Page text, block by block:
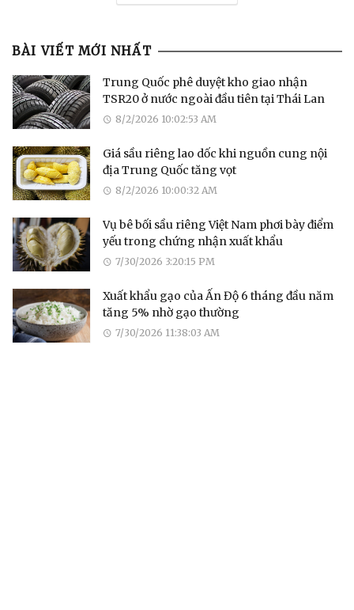
BÀI VIẾT MỚI NHẤT
Trung Quốc phê duyệt kho giao nhận
TSR20 ở nước ngoài đầu tiên tại Thái Lan
8/2/2026 10:02:53 AM
Giá sầu riêng lao dốc khi nguồn cung nội
địa Trung Quốc tăng vọt
8/2/2026 10:00:32 AM
Vụ bê bối sầu riêng Việt Nam phơi bày điểm
yếu trong chứng nhận xuất khẩu
7/30/2026 3:20:15 PM
Xuất khẩu gạo của Ấn Độ 6 tháng đầu năm
tăng 5% nhờ gạo thường
7/30/2026 11:38:03 AM